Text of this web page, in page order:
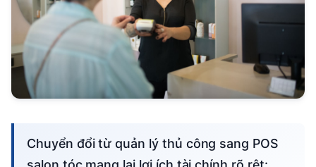
Chuyển đổi từ quản lý thủ công sang POS